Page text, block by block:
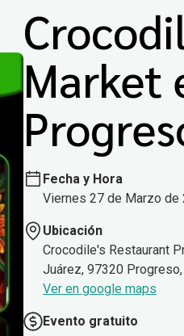
Market
Fecha y Hora
Viernes 27 de Marzo de
Ubicación
Crocodile's Restaurant
Juárez, 97320 Progreso,
Ver en google maps
Evento gratuito